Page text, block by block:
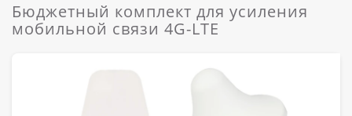
Бюджетный комплект для усиления
мобильной связи 4G-LTE